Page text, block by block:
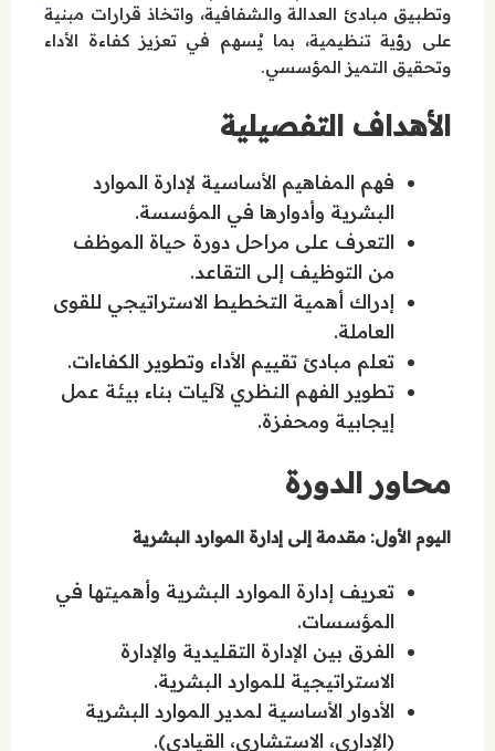
وتطبيق مبادئ العدالة والشفافية، واتخاذ قرارات مبنية
على رؤية تنظيمية، بما يُسهم في تعزيز كفاءة الأداء
وتحقيق التميز المؤسسي.
الأهداف التفصيلية
فهم المفاهيم الأساسية لإدارة الموارد
البشرية وأدوارها في المؤسسة.
التعرف على مراحل دورة حياة الموظف
من التوظيف إلى التقاعد.
إدراك أهمية التخطيط الاستراتيجي للقوى
العاملة.
تعلم مبادئ تقييم الأداء وتطوير الكفاءات.
تطوير الفهم النظري لآليات بناء بيئة عمل
إيجابية ومحفزة.
محاور الدورة
اليوم الأول: مقدمة إلى إدارة الموارد البشرية
تعريف إدارة الموارد البشرية وأهميتها في
المؤسسات.
الفرق بين الإدارة التقليدية والإدارة
الاستراتيجية للموارد البشرية.
الأدوار الأساسية لمدير الموارد البشرية
(الإداري، الاستشاري، القيادي).